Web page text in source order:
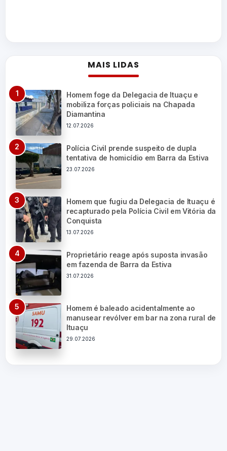
MAIS LIDAS
Homem foge da Delegacia de Ituaçu e
mobiliza forças policiais na Chapada
Diamantina
12.07.2026
Polícia Civil prende suspeito de dupla
tentativa de homicídio em Barra da Estiva
23.07.2026
Homem que fugiu da Delegacia de Ituaçu é
recapturado pela Polícia Civil em Vitória da
Conquista
13.07.2026
Proprietário reage após suposta invasão
em fazenda de Barra da Estiva
31.07.2026
Homem é baleado acidentalmente ao
manusear revólver em bar na zona rural de
Ituaçu
29.07.2026